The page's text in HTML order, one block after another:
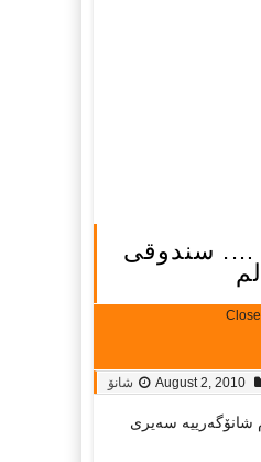
…. سندوقی
لم
August 2, 2010 شانۆ
شانۆگه‌رییه‌ سه‌یری